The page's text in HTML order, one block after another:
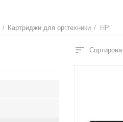
/ Картриджи для оргтехники / HP